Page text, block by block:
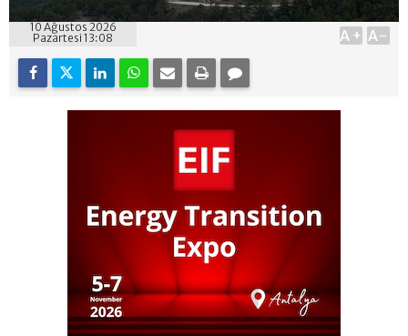
10 Ağustos 2026
Pazartesi 13:08
A+ A-